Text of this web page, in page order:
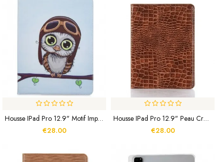
Housse IPad Pro 12.9" Motif Imprimé Hibou
€28.00
Housse IPad Pro 12.9" Peau Crocodile
€28.00